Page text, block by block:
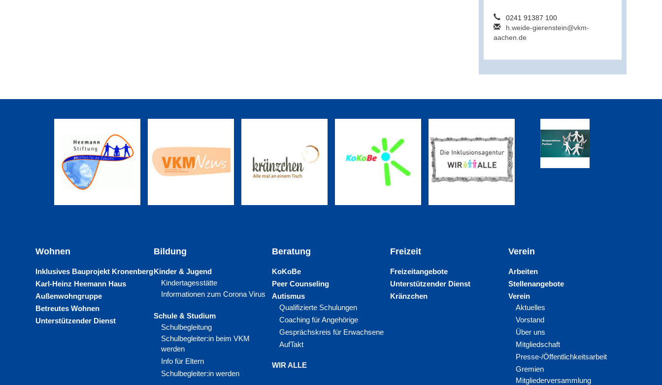
0241 91387 100
h.weide-gierenstein@vkm-
aachen.de
Wohnen
Inklusives Bauprojekt Kronenberg
Karl-Heinz Heemann Haus
Außenwohngruppe
Betreutes Wohnen
Unterstützender Dienst
Bildung
Kinder & Jugend
Kindertagesstätte
Informationen zum Corona Virus
Schule & Studium
Schulbegleitung
Schulbegleiter:in beim VKM
werden
Info für Eltern
Schulbegleiter:in werden
Beratung
KoKoBe
Peer Counseling
Autismus
Qualifizierte Schulungen
Coaching für Angehörige
Gesprächskreis für Erwachsene
AufTakt
WIR ALLE
Freizeit
Freizeitangebote
Unterstützender Dienst
Kränzchen
Verein
Arbeiten
Stellenangebote
Verein
Aktuelles
Vorstand
Über uns
Mitgliedschaft
Presse-/Öffentlichkeitsarbeit
Gremien
Mitgliederversammlung